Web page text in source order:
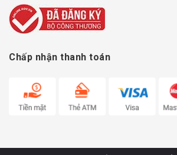
Chấp nhận thanh toán